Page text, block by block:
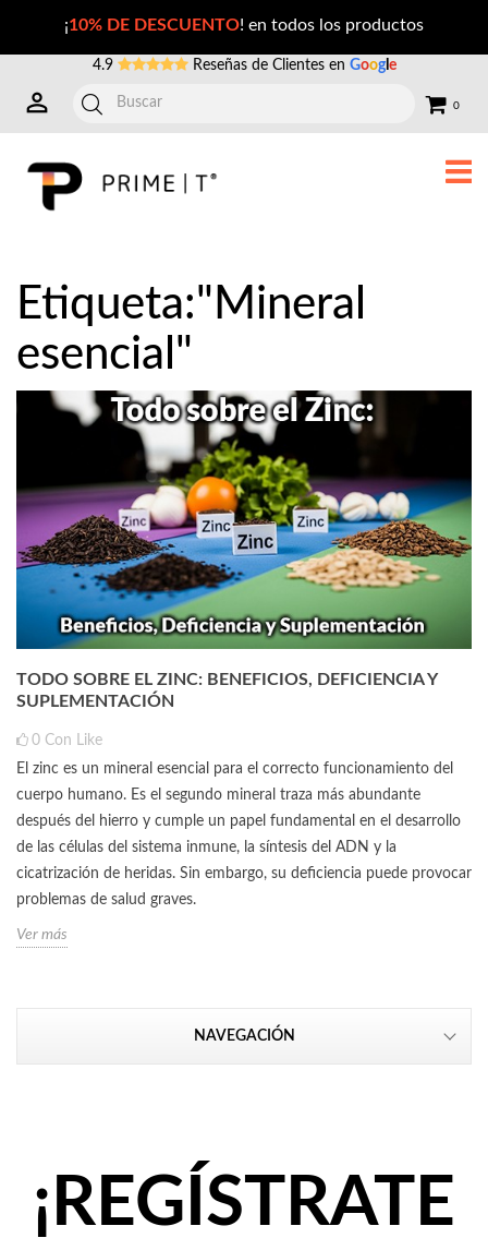
¡10% DE DESCUENTO! en todos los productos
4.9 Reseñas de Clientes en Google
0
Etiqueta:"Mineral
esencial"
TODO SOBRE EL ZINC: BENEFICIOS, DEFICIENCIA Y
SUPLEMENTACIÓN
0 Con Like
El zinc es un mineral esencial para el correcto funcionamiento del
cuerpo humano. Es el segundo mineral traza más abundante
después del hierro y cumple un papel fundamental en el desarrollo
de las células del sistema inmune, la síntesis del ADN y la
cicatrización de heridas. Sin embargo, su deficiencia puede provocar
problemas de salud graves.
Ver más
NAVEGACIÓN
¡REGÍSTRATE